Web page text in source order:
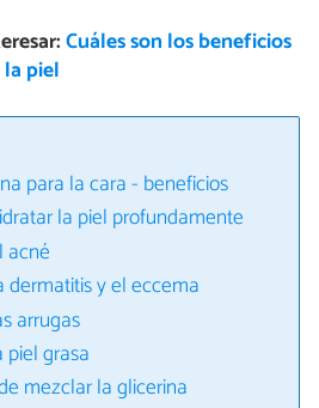
Cuáles son los beneficios
piel
para la cara - beneficios
la piel profundamente
acné
dermatitis y el eccema
arrugas
piel grasa
mezclar la glicerina